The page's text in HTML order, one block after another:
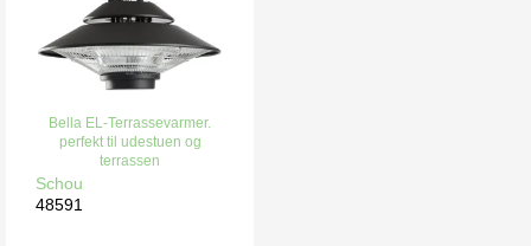
Bella EL-Terrassevarmer.
perfekt til udestuen og
terrassen
Schou
48591